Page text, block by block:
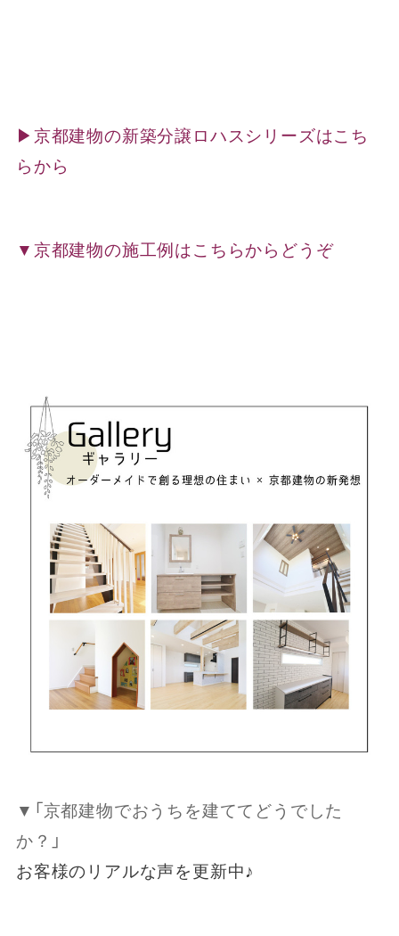
▶京都建物の新築分譲ロハスシリーズはこち
らから
▼京都建物の施工例はこちらからどうぞ
▼「京都建物でおうちを建ててどうでした
か？」
お客様のリアルな声を更新中♪